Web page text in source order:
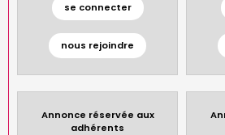
se connecter
nous rejoindre
Annonce réservée aux
adhérents